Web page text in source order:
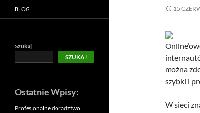
15
można
szybki i
W sieci
BLOG
Szukaj
SZUKAJ
Ostatnie Wpisy:
Profesjonalne doradztwo